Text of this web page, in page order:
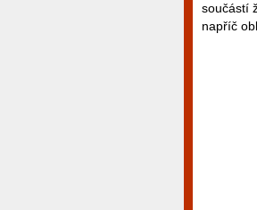
součástí
napříč